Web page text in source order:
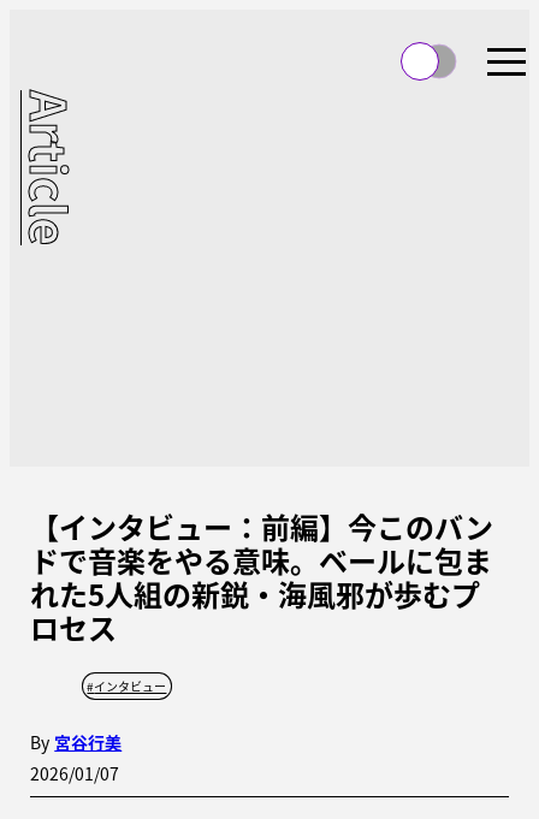
Article
【インタビュー：前編】今このバン
ドで音楽をやる意味。ベールに包ま
れた5人組の新鋭・海風邪が歩むプ
ロセス
#インタビュー
By 宮谷行美
2026/01/07